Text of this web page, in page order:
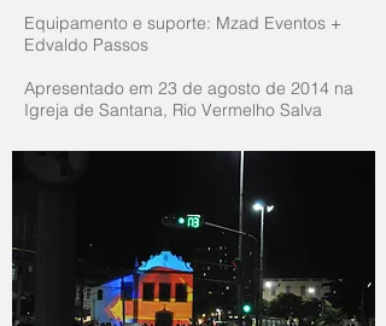
Equipamento e suporte: Mzad Eventos +
Edvaldo Passos
Apresentado em 23 de agosto de 2014 na
Igreja de Santana, Rio Vermelho Salva